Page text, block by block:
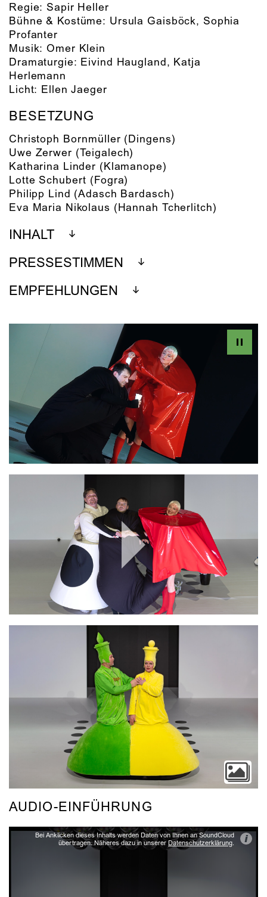
Regie: Sapir Heller
Bühne & Kostüme: Ursula Gaisböck, Sophia
Profanter
Musik:Omer Klein
Dramaturgie: Eivind Haugland, Katja
Herlemann
Licht: Ellen Jaeger
BESETZUNG
Christoph Bornmüller (Dingens)
Uwe Zerwer (Teigalech)
Katharina Linder (Klamanope)
Lotte Schubert (Fogra)
Philipp Lind (Adasch Bardasch)
Eva Maria Nikolaus (Hannah Tcherlitch)
INHALT
PRESSESTIMMEN
EMPFEHLUNGEN
Play
Video
AUDIO-EINFÜHRUNG
Bei Anklicken dieses Inhalts werden Daten von Ihnen an SoundCloud
übertragen. Näheres dazu in unserer Datenschutzerklärung. i